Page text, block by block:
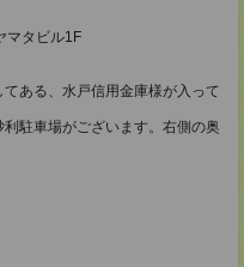
タビル1F
ある、水戸信用金庫様が入って
駐車場がございます。右側の奥